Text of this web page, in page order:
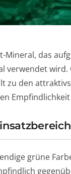
das
verwendet
zu den
grüne